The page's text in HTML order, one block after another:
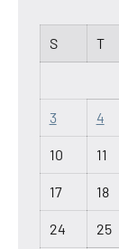
S
T
3 4
10 11
17 18
24 25